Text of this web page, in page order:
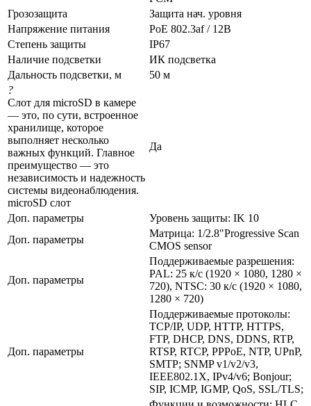
Грозозащита
Защита нач. уровня
Напряжение питания
PoE 802.3af / 12В
Степень защиты
IP67
Наличие подсветки
ИК подсветка
Дальность подсветки, м
50 м
?
Слот для microSD в камере
— это, по сути, встроенное
хранилище, которое
выполняет несколько
важных функций. Главное
преимущество — это
независимость и надежность
системы видеонаблюдения.
microSD слот
Да
Доп. параметры
Уровень защиты: IK 10
Доп. параметры
Матрица: 1/2.8"Progressive Scan
CMOS sensor
Доп. параметры
Поддерживаемые разрешения:
PAL: 25 к/с (1920 × 1080, 1280 ×
720), NTSC: 30 к/с (1920 × 1080,
1280 × 720)
Доп. параметры
Поддерживаемые протоколы:
TCP/IP, UDP, HTTP, HTTPS,
FTP, DHCP, DNS, DDNS, RTP,
RTSP, RTCP, PPPoE, NTP, UPnP,
SMTP; SNMP v1/v2/v3,
IEEE802.1X, IPv4/v6; Bonjour;
SIP, ICMP, IGMP, QoS, SSL/TLS;